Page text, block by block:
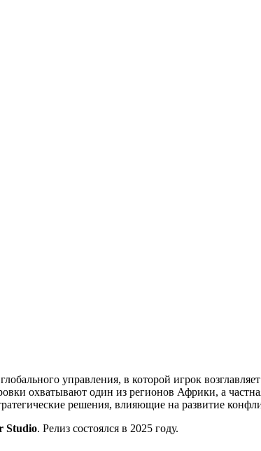
управления, в которой игрок
охватывают один из регионов Африки, а
решения, влияющие на развитие
Studio. Релиз состоялся в 2025 году.